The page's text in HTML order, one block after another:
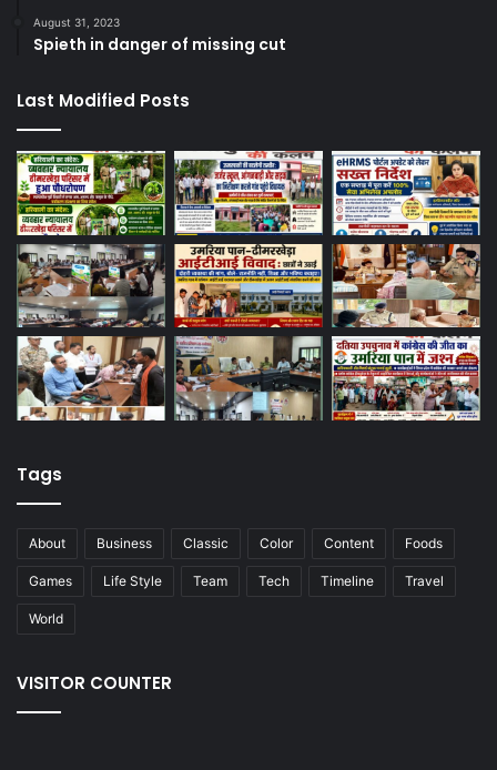
August 31, 2023
Spieth in danger of missing cut
Last Modified Posts
Tags
About Business Classic Color Content Foods
Games Life Style Team Tech Timeline Travel
World
VISITOR COUNTER